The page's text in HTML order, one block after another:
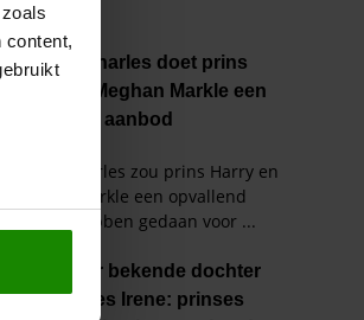
content,